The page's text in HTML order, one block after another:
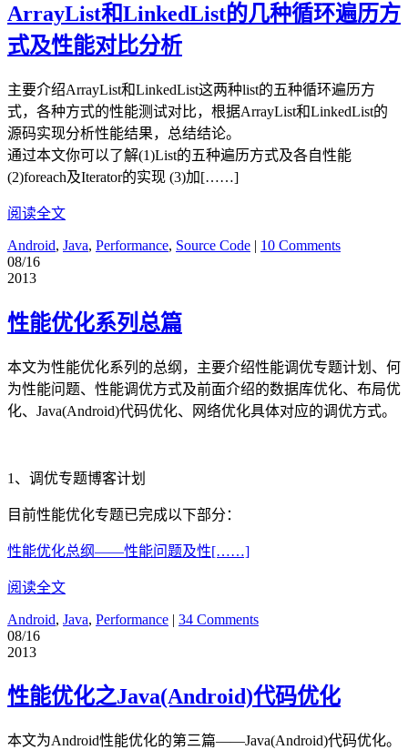
ArrayList和LinkedList的几种循环遍历方
式及性能对比分析
主要介绍ArrayList和LinkedList这两种list的五种循环遍历方
式，各种方式的性能测试对比，根据ArrayList和LinkedList的
源码实现分析性能结果，总结结论。
通过本文你可以了解(1)List的五种遍历方式及各自性能
(2)foreach及Iterator的实现 (3)加[……]
阅读全文
Android, Java, Performance, Source Code | 10 Comments
08/16
2013
性能优化系列总篇
本文为性能优化系列的总纲，主要介绍性能调优专题计划、何
为性能问题、性能调优方式及前面介绍的数据库优化、布局优
化、Java(Android)代码优化、网络优化具体对应的调优方式。
1、调优专题博客计划
目前性能优化专题已完成以下部分：
性能优化总纲——性能问题及性[……]
阅读全文
Android, Java, Performance | 34 Comments
08/16
2013
性能优化之Java(Android)代码优化
本文为Android性能优化的第三篇——Java(Android)代码优化。